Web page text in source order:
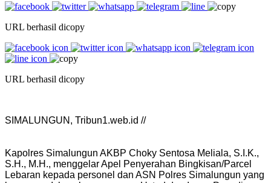
URL berhasil dicopy
URL berhasil dicopy
SIMALUNGUN, Tribun1.web.id //
Kapolres Simalungun AKBP Choky Sentosa Meliala, S.I.K.,
S.H., M.H., menggelar Apel Penyerahan Bingkisan/Parcel
Lebaran kepada personel dan ASN Polres Simalungun yang